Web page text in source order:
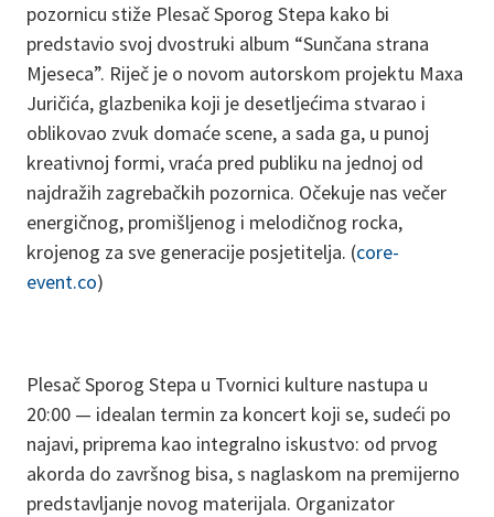
pozornicu stiže Plesač Sporog Stepa kako bi
predstavio svoj dvostruki album “Sunčana strana
Mjeseca”. Riječ je o novom autorskom projektu Maxa
Juričića, glazbenika koji je desetljećima stvarao i
oblikovao zvuk domaće scene, a sada ga, u punoj
kreativnoj formi, vraća pred publiku na jednoj od
najdražih zagrebačkih pozornica. Očekuje nas večer
energičnog, promišljenog i melodičnog rocka,
krojenog za sve generacije posjetitelja. (core-
event.co)
Plesač Sporog Stepa u Tvornici kulture nastupa u
20:00 — idealan termin za koncert koji se, sudeći po
najavi, priprema kao integralno iskustvo: od prvog
akorda do završnog bisa, s naglaskom na premijerno
predstavljanje novog materijala. Organizator